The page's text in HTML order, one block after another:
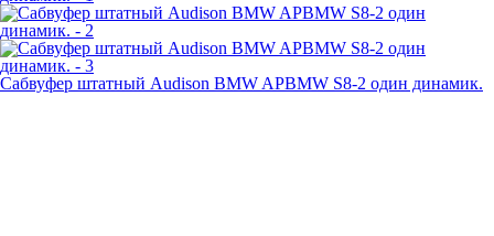
Сабвуфер штатный Audison BMW APBMW S8-2 один динамик.